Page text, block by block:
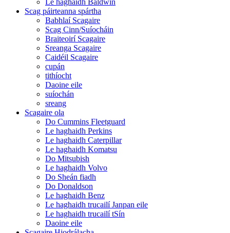
Scag páirteanna spártha
Babhlaí Scagaire
Scag Cinn/Suíocháin
Braiteoirí Scagaire
Sreanga Scagaire
Caidéil Scagaire
cupán
tithíocht
Daoine eile
suíochán
sreang
Scagaire ola
Do Cummins Fleetguard
Le haghaidh Perkins
Le haghaidh Caterpillar
Le haghaidh Komatsu
Do Mitsubish
Le haghaidh Volvo
Do Sheán fiadh
Do Donaldson
Le haghaidh Benz
Le haghaidh trucailí Janpan eile
Le haghaidh trucailí tSín
Daoine eile